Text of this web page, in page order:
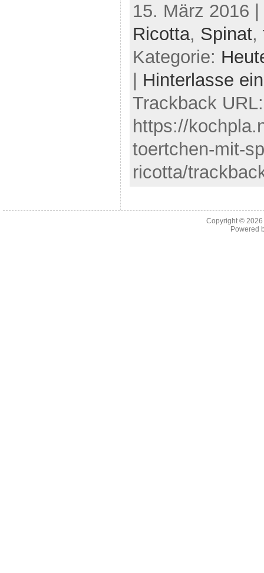
15. März 2016
Ricotta, Spinat,
Kategorie:
Hinterlasse
Trackback URL:
https://
toertchen-mit-
ricotta/
Copyright ©
Powered